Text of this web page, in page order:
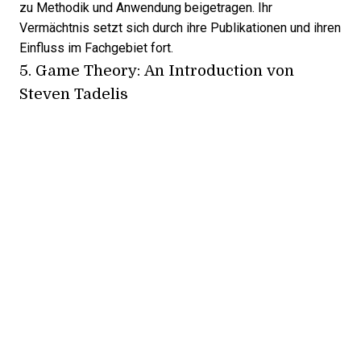
zu Methodik und Anwendung beigetragen. Ihr
Vermächtnis setzt sich durch ihre Publikationen und ihren
Einfluss im Fachgebiet fort.
5. Game Theory: An Introduction von
Steven Tadelis